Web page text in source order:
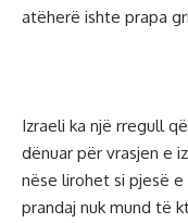
atëherë ishte prapa
Izraeli ka një rregull
dënuar për vrasjen e
nëse lirohet si pjesë
prandaj nuk mund të